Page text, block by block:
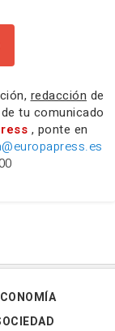
redacción de
de tu comunicado
, ponte en